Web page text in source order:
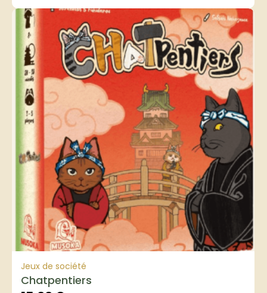
Jeux de société
Chatpentiers